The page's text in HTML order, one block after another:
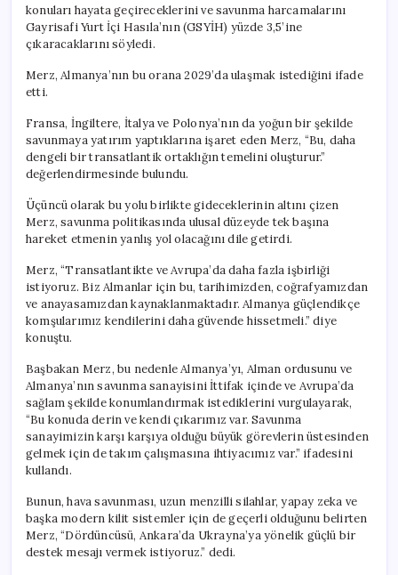
konuları hayata geçireceklerini ve savunma harcamalarını
Gayrisafi Yurt İçi Hasıla’nın (GSYİH) yüzde 3,5’ine
çıkaracaklarını söyledi.
Merz, Almanya’nın bu orana 2029’da ulaşmak istediğini ifade
etti.
Fransa, İngiltere, İtalya ve Polonya’nın da yoğun bir şekilde
savunmaya yatırım yaptıklarına işaret eden Merz, “Bu, daha
dengeli bir transatlantik ortaklığın temelini oluşturur.”
değerlendirmesinde bulundu.
Üçüncü olarak bu yolu birlikte gideceklerinin altını çizen
Merz, savunma politikasında ulusal düzeyde tek başına
hareket etmenin yanlış yol olacağını dile getirdi.
Merz, “Transatlantikte ve Avrupa’da daha fazla işbirliği
istiyoruz. Biz Almanlar için bu, tarihimizden, coğrafyamızdan
ve anayasamızdan kaynaklanmaktadır. Almanya güçlendikçe
komşularımız kendilerini daha güvende hissetmeli.” diye
konuştu.
Başbakan Merz, bu nedenle Almanya’yı, Alman ordusunu ve
Almanya’nın savunma sanayisini İttifak içinde ve Avrupa’da
sağlam şekilde konumlandırmak istediklerini vurgulayarak,
“Bu konuda derin ve kendi çıkarımız var. Savunma
sanayimizin karşı karşıya olduğu büyük görevlerin üstesinden
gelmek için de takım çalışmasına ihtiyacımız var.” ifadesini
kullandı.
Bunun, hava savunması, uzun menzilli silahlar, yapay zeka ve
başka modern kilit sistemler için de geçerli olduğunu belirten
Merz, “Dördüncüsü, Ankara’da Ukrayna’ya yönelik güçlü bir
destek mesajı vermek istiyoruz.” dedi.